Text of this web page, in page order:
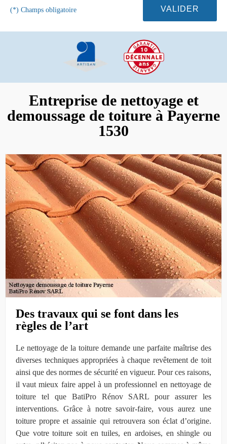
(*) Champs obligatoire
Entreprise de nettoyage et
demoussage de toiture à Payerne
1530
Des travaux qui se font dans les
règles de l’art
Le nettoyage de la toiture demande une parfaite maîtrise des
diverses techniques appropriées à chaque revêtement de toit
ainsi que des normes de sécurité en vigueur. Pour ces raisons,
il vaut mieux faire appel à un professionnel en nettoyage de
toiture tel que BatiPro Rénov SARL pour assurer les
interventions. Grâce à notre savoir-faire, vous aurez une
toiture propre et assainie qui retrouvera son éclat d’origine.
Que votre toiture soit en tuiles, en ardoises, en shingle ou